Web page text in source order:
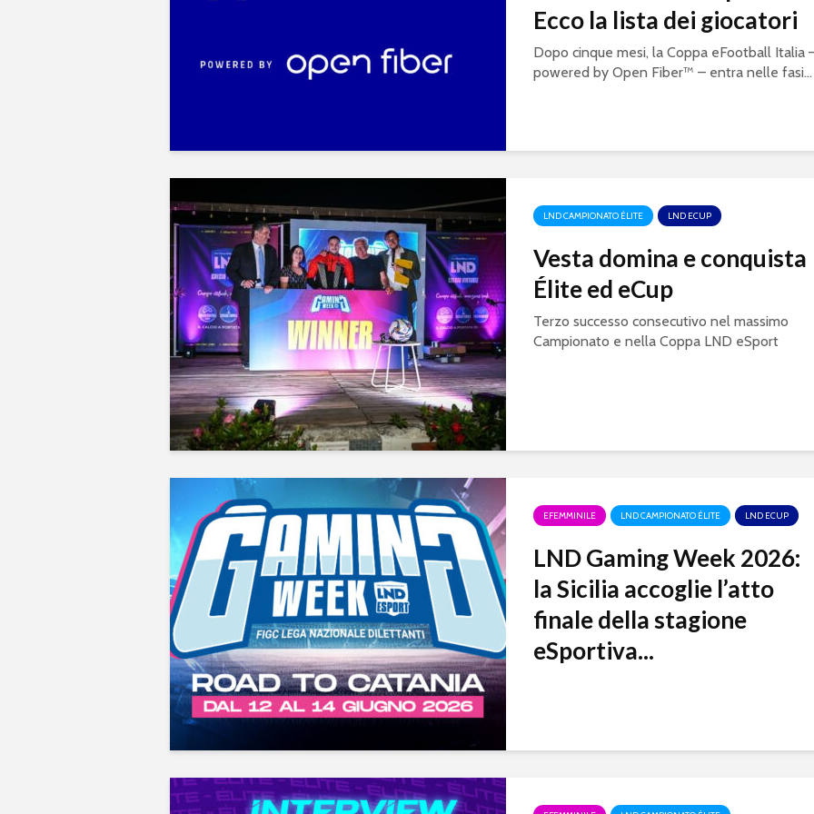
Ecco la lista dei giocatori
Dopo cinque mesi, la Coppa eFootball Italia
powered by Open Fiber™ – entra nelle fasi...
LND CAMPIONATO ÉLITE LND ECUP
Vesta domina e conquista
Élite ed eCup
Terzo successo consecutivo nel massimo
Campionato e nella Coppa LND eSport
EFEMMINILE LND CAMPIONATO ÉLITE LND ECUP
LND Gaming Week 2026:
la Sicilia accoglie l’atto
finale della stagione
eSportiva...